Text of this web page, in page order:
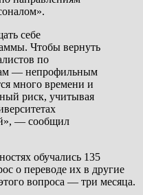
себе
Чтобы вернуть
по
— непрофильным
много времени и
риск, учитывая
— сообщил
обучались 135
о переводе их в другие
вопроса — три месяца.